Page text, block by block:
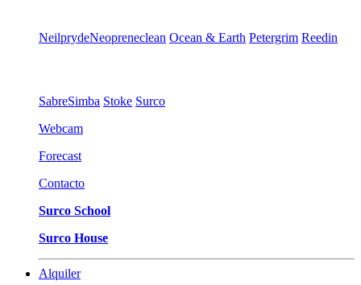
NeilprydeNeopreneclean Ocean & Earth Petergrim Reedin
SabreSimba Stoke Surco
Webcam
Forecast
Contacto
Surco School
Surco House
Alquiler